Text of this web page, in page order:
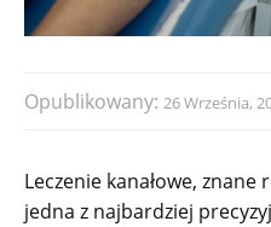
Opublikowany: 26 Września,
Leczenie kanałowe,
jedna z najbardziej